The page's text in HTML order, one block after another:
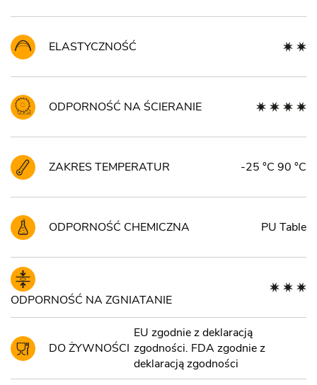
ELASTYCZNOŚĆ
ODPORNOŚĆ NA ŚCIERANIE
ZAKRES TEMPERATUR -25 °C 90 °C
ODPORNOŚĆ CHEMICZNA PU Table
ODPORNOŚĆ NA ZGNIATANIE
DO ŻYWNOŚCI
EU zgodnie z deklaracją
zgodności. FDA zgodnie z
deklaracją zgodności